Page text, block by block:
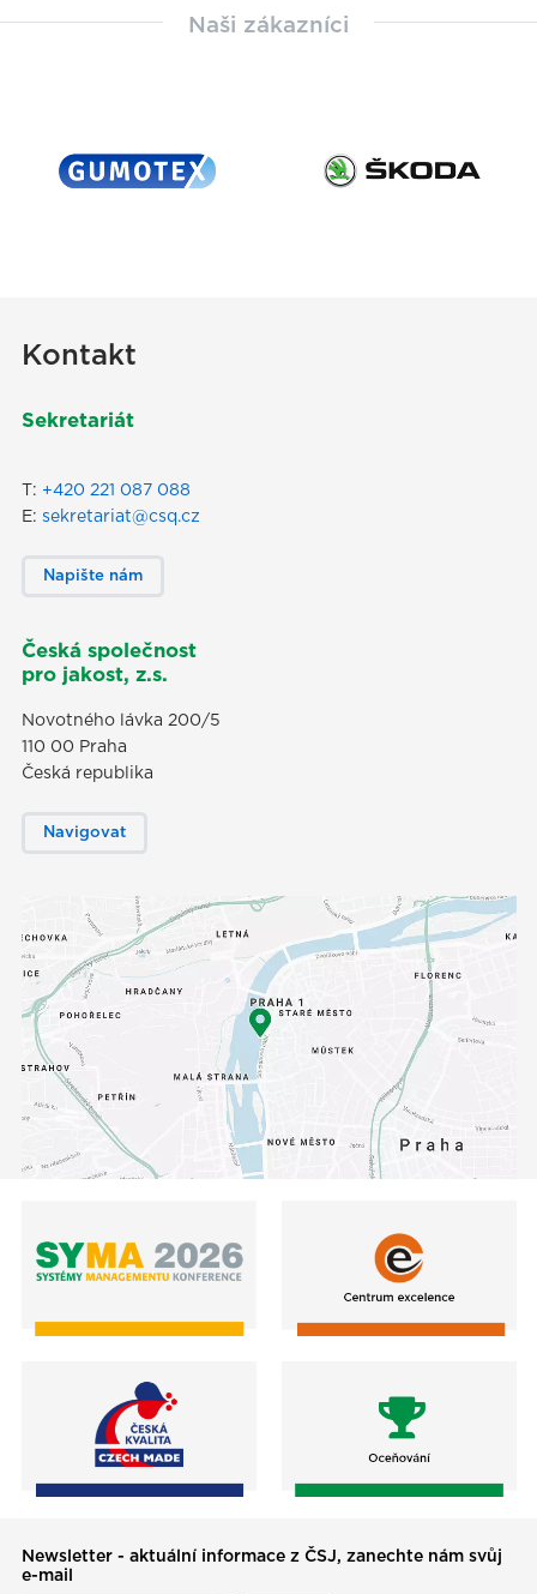
Naši zákazníci
Kontakt
Sekretariát
T: +420 221 087 088
E: sekretariat@csq.cz
Napište nám
Česká společnost
pro jakost, z.s.
Novotného lávka 200/5
110 00 Praha
Česká republika
Navigovat
Newsletter - aktuální informace z ČSJ, zanechte nám svůj
e-mail